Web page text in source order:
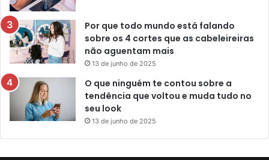
Por que todo mundo está falando
sobre os 4 cortes que as cabeleireiras
não aguentam mais
13 de junho de 2025
O que ninguém te contou sobre a
tendência que voltou e muda tudo no
seu look
13 de junho de 2025